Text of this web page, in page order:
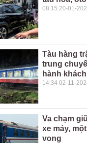
08:15 20-01-
Tàu hàng
trung
hành
14:34 02-11-
Va chạm
xe máy,
vong